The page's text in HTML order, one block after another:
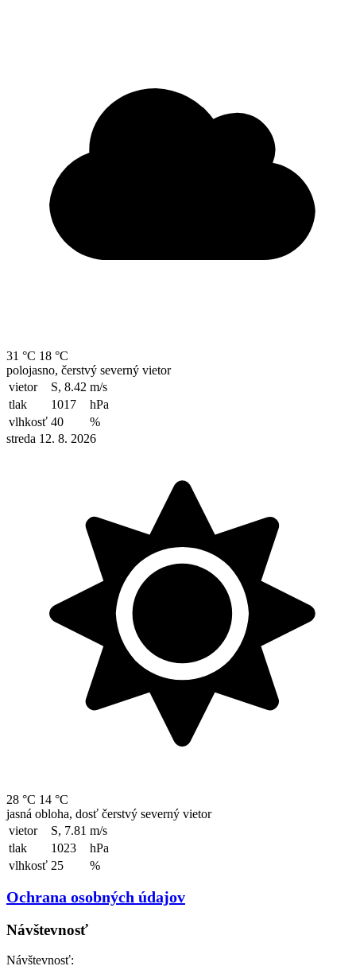
31 °C 18 °C
polojasno, čerstvý severný vietor
vietor
S, 8.42 m/s
tlak
1017
hPa
vlhkosť 40
%
streda 12. 8. 2026
28 °C 14 °C
jasná obloha, dosť čerstvý severný vietor
vietor
S, 7.81 m/s
tlak
1023
hPa
vlhkosť 25 %
Ochrana osobných údajov
Návštevnosť
Návštevnosť: